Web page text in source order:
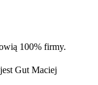
100% firmy.
Gut Maciej